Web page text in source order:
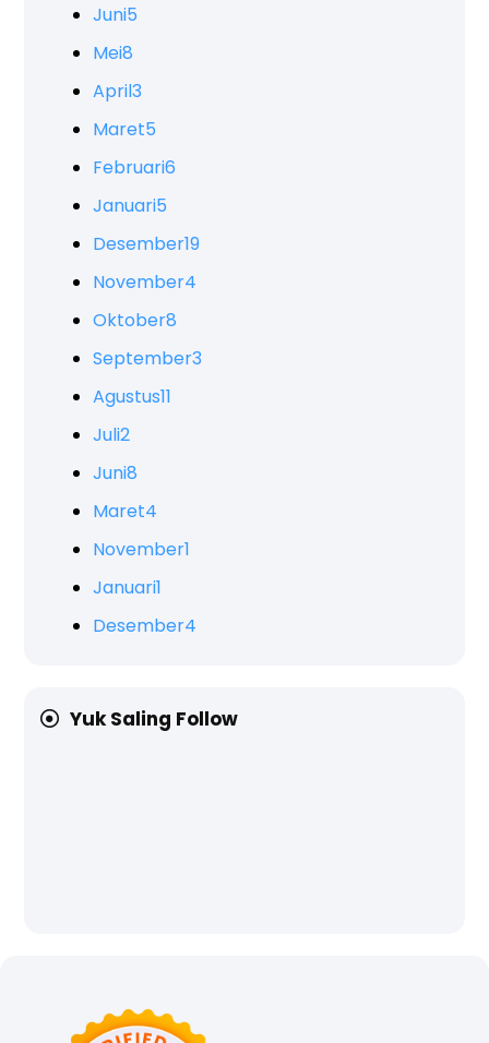
Juni5
Mei8
April3
Maret5
Februari6
Januari5
Desember19
November4
Oktober8
September3
Agustus11
Juli2
Juni8
Maret4
November1
Januari1
Desember4
Yuk Saling Follow